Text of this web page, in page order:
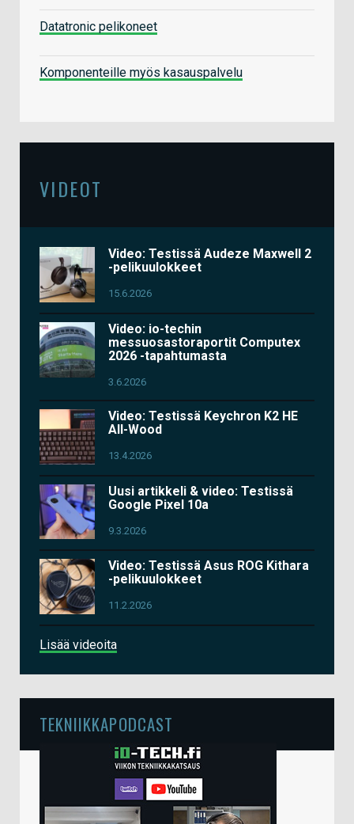
Datatronic pelikoneet
Komponenteille myös kasauspalvelu
VIDEOT
Video: Testissä Audeze Maxwell 2
-pelikuulokkeet
15.6.2026
Video: io-techin
messuosastoraportit Computex
2026 -tapahtumasta
3.6.2026
Video: Testissä Keychron K2 HE
All-Wood
13.4.2026
Uusi artikkeli & video: Testissä
Google Pixel 10a
9.3.2026
Video: Testissä Asus ROG Kithara
-pelikuulokkeet
11.2.2026
Lisää videoita
TEKNIIKKAPODCAST